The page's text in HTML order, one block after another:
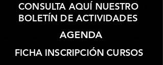
FICHA INSCRIPCIÓN CURSOS
CONSULTA AQUÍ NUESTRO
BOLETÍN DE ACTIVIDADES
AGENDA